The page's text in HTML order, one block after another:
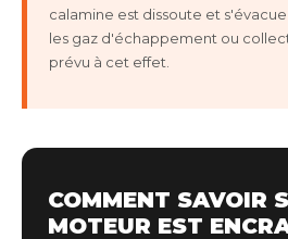
calamine est dissoute et
les gaz d'échappement ou
prévu à cet effet.
COMMENT SAVOIR
MOTEUR EST